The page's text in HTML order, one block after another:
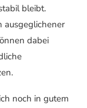
bleibt.
ausgeglichener
dabei
noch in gutem